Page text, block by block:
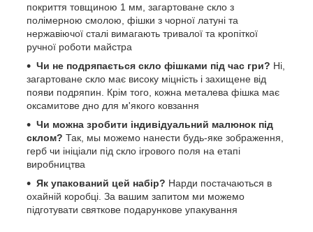
покриття товщиною 1 мм, загартоване скло з
полімерною смолою, фішки з чорної латуні та
нержавіючої сталі вимагають тривалої та кропіткої
ручної роботи майстра
Чи не подряпається скло фішками під час гри? Ні,
загартоване скло має високу міцність і захищене від
появи подряпин. Крім того, кожна металева фішка має
оксамитове дно для м'якого ковзання
Чи можна зробити індивідуальний малюнок під
склом? Так, мы можемо нанести будь-яке зображення,
герб чи ініціали під скло ігрового поля на етапі
виробництва
Як упакований цей набір? Нарди постачаються в
охайній коробці. За вашим запитом ми можемо
підготувати святкове подарункове упакування